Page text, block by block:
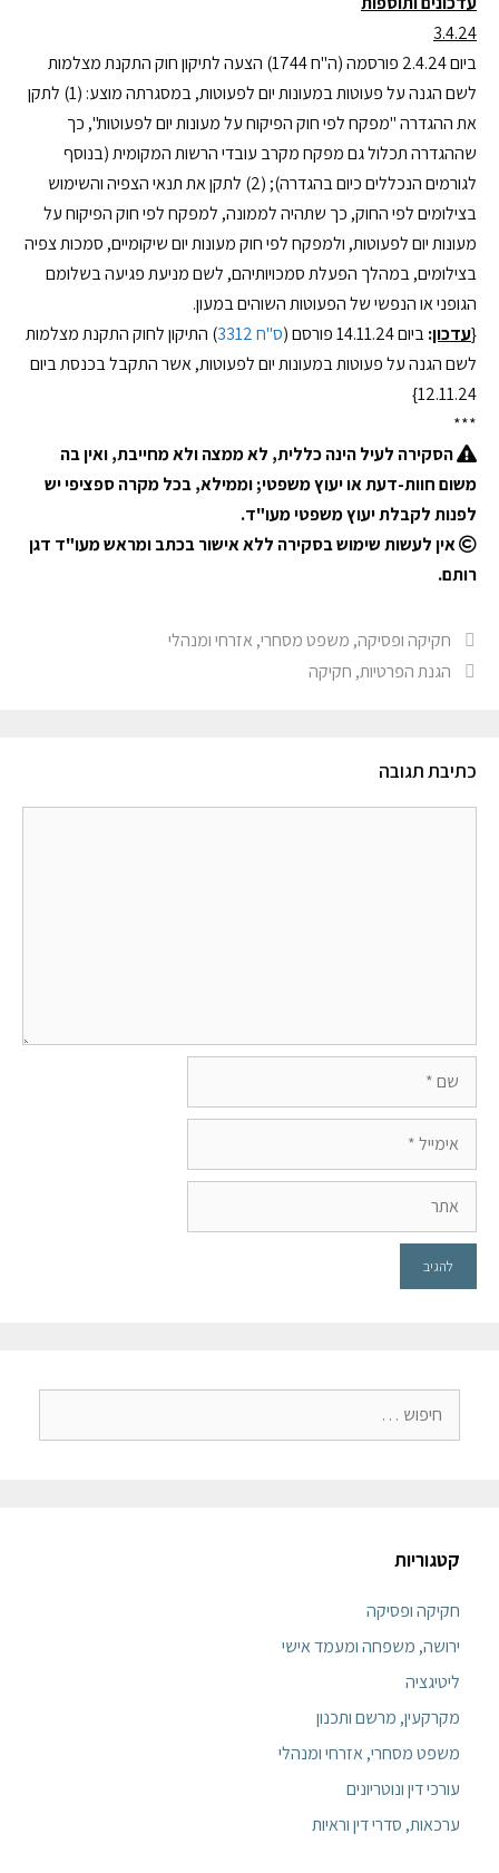
3.4.24
ביום 2.4.24 פורסמה (ה"ח 1744) הצעה לתיקון חוק התקנת מצלמות
לשם הגנה על פעוטות במעונות יום לפעוטות, במסגרתה מוצע: (1) לתקן
את ההגדרה "מפקח לפי חוק הפיקוח על מעונות יום לפעוטות", כך
שההגדרה תכלול גם מפקח מקרב עובדי הרשות המקומית (בנוסף
לגורמים הנכללים כיום בהגדרה); (2) לתקן את תנאי הצפיה והשימוש
בצילומים לפי החוק, כך שתהיה לממונה, למפקח לפי חוק הפיקוח על
מעונות יום לפעוטות, ולמפקח לפי חוק מעונות יום שיקומיים, סמכות צפיה
בצילומים, במהלך הפעלת סמכויותיהם, לשם מניעת פגיעה בשלומם
הגופני או הנפשי של הפעוטות השוהים במעון.
{עדכון:ביום 14.11.24 פורסם ( ס"ח 3312
) התיקון לחוק התקנת מצלמות
לשם הגנה על פעוטות במעונות יום לפעוטות, אשר התקבל בכנסת ביום
12.11.24}
***
הסקירה לעיל הינה כללית, לא ממצה ולא מחייבת, ואין בה
משום חוות-דעת או יעוץ משפטי; וממילא, בכל מקרה ספציפי יש
לפנות לקבלת יעוץ משפטי מעו"ד.
אין לעשות שימוש בסקירה ללא אישור בכתב ומראש מעו"ד דגן
רותם.
חקיקה ופסיקה, משפט מסחרי, אזרחי ומנהלי
הגנת הפרטיות, חקיקה
כתיבת תגובה
קטגוריות
חקיקה ופסיקה
ירושה, משפחה ומעמד אישי
ליטיגציה
מקרקעין, מרשם ותכנון
משפט מסחרי, אזרחי ומנהלי
עורכי דין ונוטריונים
ערכאות, סדרי דין וראיות